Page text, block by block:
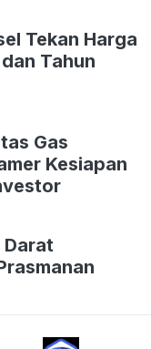
Tahun
Gas
Kesiapan
Darat